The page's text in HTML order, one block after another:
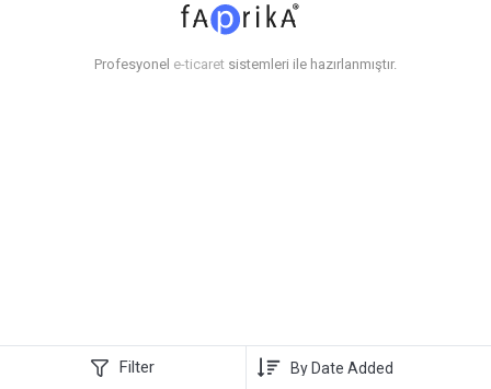
Filter
Profesyonel e-ticaret sistemleri ile hazırlanmıştır.